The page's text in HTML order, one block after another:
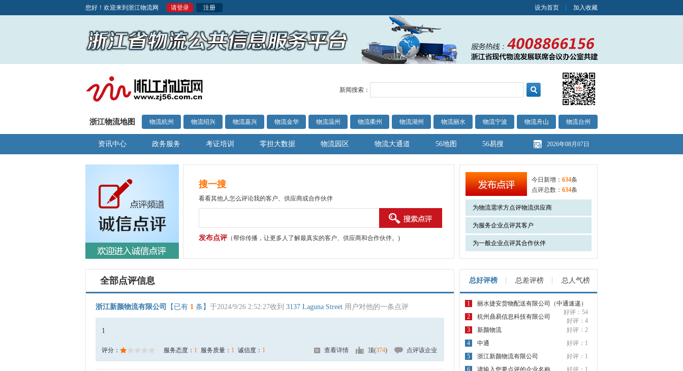
您好！欢迎来到浙江物流网 请登录 注册 设为首页 加入收藏
新闻搜索：
浙江物流地图 物流杭州 物流绍兴 物流嘉兴 物流金华 物流温州 物流衢州 物流湖州 物流丽水 物流宁波 物流舟山 物流台州
资讯中心 政务服务 考证培训 零担大数据 物流园区 物流大通道 56地图 56易搜 2026年08月07日
搜一搜
看看其他人怎么评论我的客户、供应商或合作伙伴
发布点评（帮你传播，让更多人了解最真实的客户、供应商和合作伙伴。)
今日新增： 634条
点评总数： 634条
为物流需求方点评物流供应商
为服务企业点评其客户
为一般企业点评其合作伙伴
全部点评信息
浙江新颜物流有限公司 【已有 1 条】 于2024/9/26 2:52:27收到 3137 Laguna Street 用户对他的一条点评
1
评分： 服务态度： 1 服务质量： 1 诚信度： 1 查看详情 顶(374) 点评该企业
总好评榜 总差评榜 总人气榜
1
丽水捷安货物配送有限公司（中通速递）
好评：54
2 杭州鼎易信息科技有限公司
好评：4
3
新颜物流
好评：2
4
中通
好评：1
5
浙江新颜物流有限公司
好评：1
6
请输入您要点评的企业名称 好评：1